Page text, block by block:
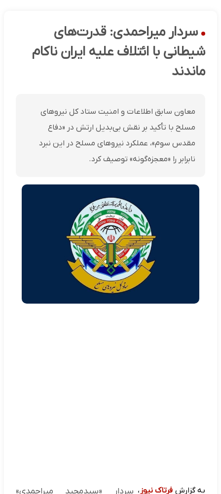
سردار میراحمدی: قدرت‌های
شیطانی با ائتلاف علیه ایران ناکام
ماندند
معاون سابق اطلاعات و امنیت ستاد کل نیروهای
مسلح با تأکید بر نقش بی‌بدیل ارتش در «دفاع
مقدس سوم»، عملکرد نیروهای مسلح در این نبرد
نابرابر را «معجزه‌گونه» توصیف کرد.
به گزارش فرتاک نیوز ، سردار «سیدمجید میراحمدی»